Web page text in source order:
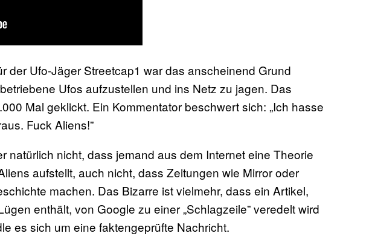
der Ufo-Jäger Streetcap1 war das anscheinend Grund
Ufos aufzustellen und ins Netz zu jagen. Das
Mal geklickt. Ein Kommentator beschwert sich: „Ich hasse
Fuck Aliens!”
natürlich nicht, dass jemand aus dem Internet eine Theorie
aufstellt, auch nicht, dass Zeitungen wie Mirror oder
machen. Das Bizarre ist vielmehr, dass ein Artikel,
enthält, von Google zu einer „Schlagzeile” veredelt wird
es sich um eine faktengeprüfte Nachricht.